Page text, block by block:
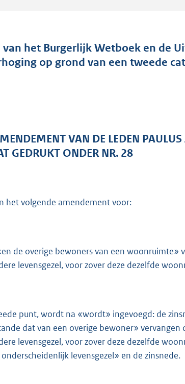
a
n
o
o
t
:
b
het Burgerlijk Wetboek en de
op grond van een tweede
VAN DE LEDEN
GEDRUKT ONDER NR. 28
het volgende amendement voor:
de overige bewoners van een woonruimte»
levensgezel, voor zover deze dezelfde
punt, wordt na «wordt» ingevoegd: de
dat van een overige bewoner»
levensgezel, voor zover deze dezelfde
levensgezel» en de zinsnede.